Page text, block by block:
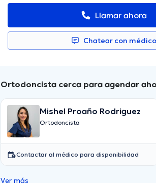
Llamar ahora
Chatear con médico
Ortodoncista cerca para agendar
Mishel Proaño Rodriguez
Ortodoncista
Contactar al médico para disponibilidad
Ver más